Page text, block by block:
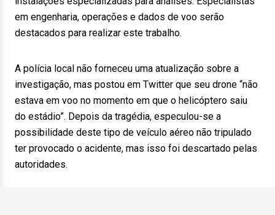
em engenharia, operações e dados de voo serão
destacados para realizar este trabalho.
A polícia local não forneceu uma atualização sobre a
investigação, mas postou em Twitter que seu drone “não
estava em voo no momento em que o helicóptero saiu
do estádio”. Depois da tragédia, especulou-se a
possibilidade deste tipo de veículo aéreo não tripulado
ter provocado o acidente, mas isso foi descartado pelas
autoridades.